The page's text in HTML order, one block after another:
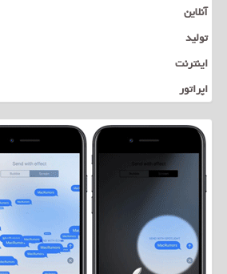
آنلاین
تولید
اینترنت
اپراتور